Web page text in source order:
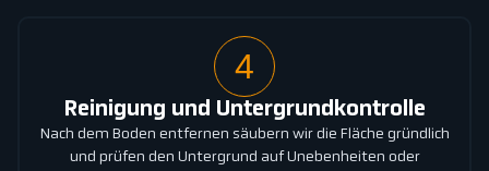
4
Reinigung und Untergrundkontrolle
Nach dem Boden entfernen säubern wir die Fläche gründlich
und prüfen den Untergrund auf Unebenheiten oder